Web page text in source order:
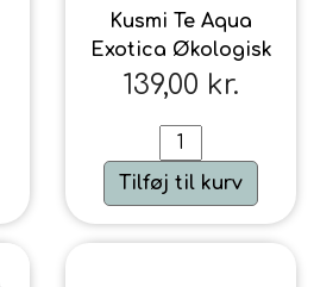
Kusmi Te Aqua
Exotica Økologisk
139,00 kr.
Tilføj til kurv